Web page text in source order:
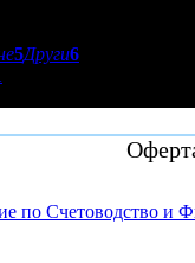
5Други6
по Счетоводство и